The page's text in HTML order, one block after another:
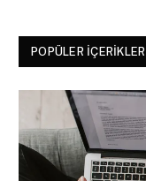
POPÜLER İÇERIKLER